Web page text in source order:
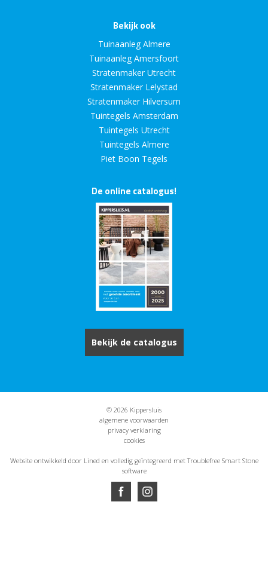
Bekijk ook
Tuinaanleg Almere
Tuinaanleg Amersfoort
Stratenmaker Utrecht
Stratenmaker Lelystad
Stratenmaker Hilversum
Tuintegels Amsterdam
Tuintegels Utrecht
Tuintegels Almere
Piet Boon Tegels
De online catalogus!
Bekijk de catalogus
© 2026 Kippersluis
algemene voorwaarden
privacy verklaring
cookies
Website ontwikkeld door Lined en volledig geïntegreerd met Troublefree Smart Stone
software